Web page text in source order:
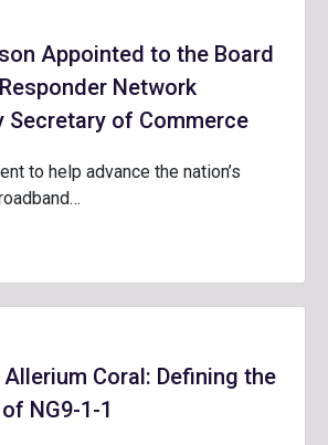
Appointed to the Board
Network
Secretary of Commerce
to help advance the nation’s
Coral: Defining the
NG9-1-1